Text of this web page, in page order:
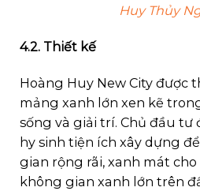
Huy Thủy
4.2. Thiết kế
Hoàng Huy New City được
mảng xanh lớn xen kẽ
sống và giải trí. Chủ đầu
hy sinh tiện ích xây dựng
gian rộng rãi, xanh mát
không gian xanh lớn trên